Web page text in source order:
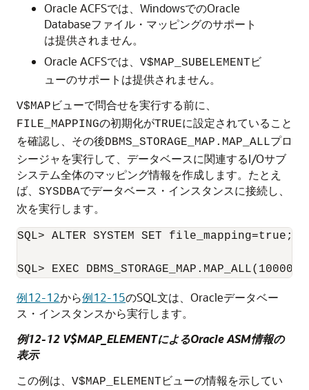
Oracle ACFSでは、WindowsでのOracle
Databaseファイル・マッピングのサポート
は提供されません。
Oracle ACFSでは、 V$MAP_SUBELEMENT ビ
ューのサポートは提供されません。
V$MAP ビューで問合せを実行する前に、
FILE_MAPPINGの初期化がTRUEに設定されていること
を確認し、その後DBMS_STORAGE_MAP.MAP_ALLプロ
シージャを実行して、データベースに関連するI/Oサブ
システム全体のマッピング情報を作成します。たとえ
ば、 SYSDBAでデータベース・インスタンスに接続し、
次を実行します。
SQL> ALTER SYSTEM SET file_mapping=true;
例12-12から例12-15のSQL文は、Oracleデータベー
ス・インスタンスから実行します。
例12-12 V$MAP_ELEMENTによるOracle ASM情報の
表示
この例は、 V$MAP_ELEMENT ビューの情報を示してい